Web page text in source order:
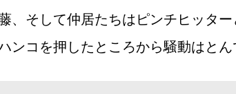
、そして仲居たちはピンチヒッタ
ンコを押したところから騒動はと